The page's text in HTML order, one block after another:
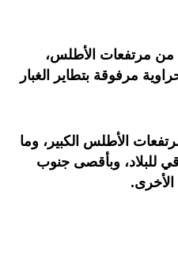
من مرتفعات الأطلس،
مرفوقة بتطاير الغبار
خلال الليل ما بين 10 و15 درجة بمرتفعات الأطلس الكبير، وما
للبلاد، وبأقصى جنوب